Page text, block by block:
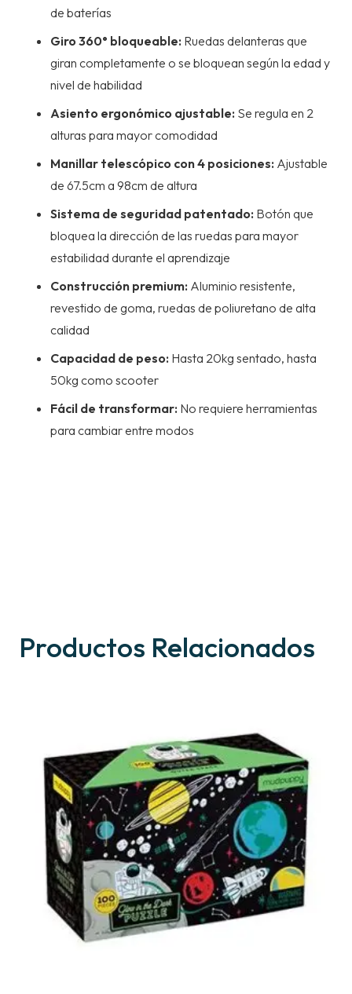
de baterías
Giro 360° bloqueable: Ruedas delanteras que
giran completamente o se bloquean según la edad y
nivel de habilidad
Asiento ergonómico ajustable: Se regula en 2
alturas para mayor comodidad
Manillar telescópico con 4 posiciones: Ajustable
de 67.5cm a 98cm de altura
Sistema de seguridad patentado: Botón que
bloquea la dirección de las ruedas para mayor
estabilidad durante el aprendizaje
Construcción premium: Aluminio resistente,
revestido de goma, ruedas de poliuretano de alta
calidad
Capacidad de peso: Hasta 20kg sentado, hasta
50kg como scooter
Fácil de transformar: No requiere herramientas
para cambiar entre modos
Productos Relacionados